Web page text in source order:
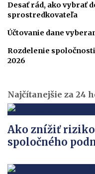
Desať rád, ako vybrať
sprostredkovateľa
Účtovanie dane
Rozdelenie
2026
Najčítanejšie za 24
Ako znížiť
spoločného